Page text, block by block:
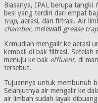
Biasanya, IPAL berupa tangki
besi yang terdiri dari empat
trap, aerasi, dan filtrasi. Air
chamber, melewati grease trap
Kemudian mengalir ke aerasi
kembali di bak filtrasi. Setelah
menuju ke bak effluent, di
tersebut.
Tujuannya untuk membunuh
Selanjutnya air mengalir ke
air limbah sudah layak